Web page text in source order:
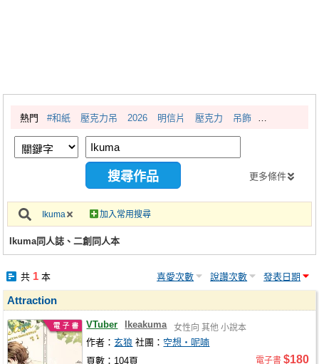
繪圖藝廊
交流中心
攤位轉讓區
會員中心
註冊會員
熱門 #和紙 壓克力吊 2026 明信片 壓克力 吊飾
更多條件
Ikuma 加入常用搜尋
Ikuma同人誌、二創同人本
共 1本 喜愛次數 說讚次數 發表日期
Attraction
VTuber Ikeakuma 女性向 其他 小說本
作者：玄狼 社團： 空想‧呢喃
頁數：104頁
電子書 $180